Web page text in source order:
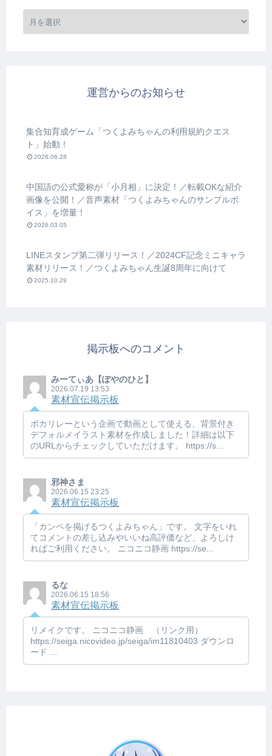
運営からのお知らせ
集合知育成ゲーム「つくよみちゃんの利用規約クエス
ト」始動！
2026.06.28
中国語の公式愛称が「小月相」に決定！／転載OKな紹介
画像を公開！／音声素材「つくよみちゃんのサンプルボ
イス」を増量！
2026.03.05
LINEスタンプ第二弾リリース！／2024CF記念ミニキャラ
素材リリース！／つくよみちゃん生誕8周年に向けて
2025.10.29
掲示板へのコメント
みーてぃあ【ぽやのひと】
2026.07.19 13:53
素材宣伝掲示板
ボカリレーという企画で動画として使える、背景付き
デフォルメイラスト素材を作成しました！詳細は以下
のURLからチェックしていただけます。 https://s...
邪神さま
2026.06.15 23:25
素材宣伝掲示板
「カンペを掲げるつくよみちゃん」です。 文字をいれ
てコメントの差し込みやいいね高評価など、よろしけ
ればご利用ください。 ニコニコ静画 https://se...
るな
2026.06.15 18:56
素材宣伝掲示板
リメイクです。 ニコニコ静画 （リンク用）
https://seiga.nicovideo.jp/seiga/im11810403 ダウンロ
ード ...